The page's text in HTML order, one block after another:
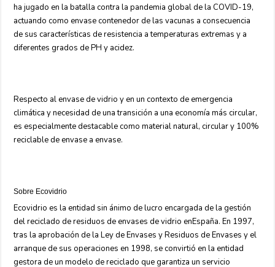
ha jugado en la batalla contra la pandemia global de la COVID-19,
actuando como envase contenedor de las vacunas a consecuencia
de sus características de resistencia a temperaturas extremas y a
diferentes grados de PH y acidez.
Respecto al envase de vidrio y en un contexto de emergencia
climática y necesidad de una transición a una economía más circular,
es especialmente destacable como material natural, circular y 100%
reciclable de envase a envase.
Sobre Ecovidrio
Ecovidrio es la entidad sin ánimo de lucro encargada de la gestión
del reciclado de residuos de envases de vidrio enEspaña. En 1997,
tras la aprobación de la Ley de Envases y Residuos de Envases y el
arranque de sus operaciones en 1998, se convirtió en la entidad
gestora de un modelo de reciclado que garantiza un servicio